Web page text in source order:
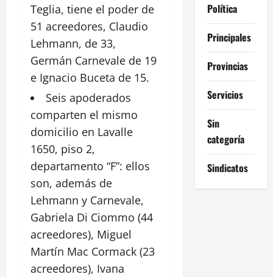
Teglia, tiene el poder de
51 acreedores, Claudio
Lehmann, de 33,
Germán Carnevale de 19
e Ignacio Buceta de 15.
Seis apoderados
comparten el mismo
domicilio en Lavalle
1650, piso 2,
departamento “F”: ellos
son, además de
Lehmann y Carnevale,
Gabriela Di Ciommo (44
acreedores), Miguel
Martín Mac Cormack (23
acreedores), Ivana
Política
Principales
Provincias
Servicios
Sin
categoría
Sindicatos